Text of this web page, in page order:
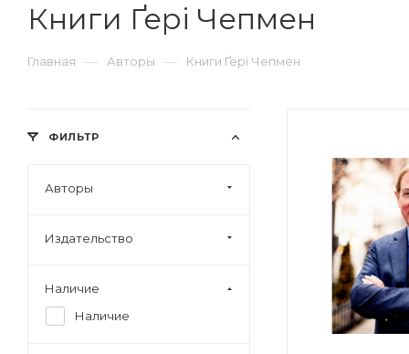
Книги Ґері Чепмен
Главная — Авторы — Книги Ґері Чепмен
ФИЛЬТР
Авторы
Издательство
Наличие
Наличие